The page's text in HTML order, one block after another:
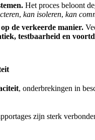
Het proces beloont
, kan isoleren, kan
de verkeerde manier.
testbaarheid en
, onderbrekingen in
zijn sterk